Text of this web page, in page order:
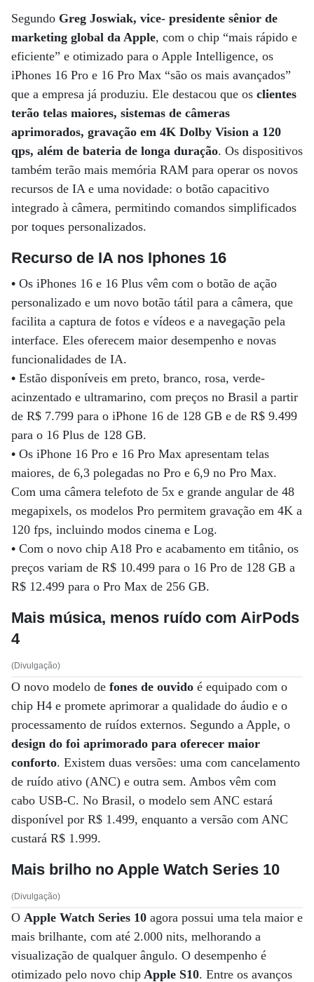
Segundo Greg Joswiak, vice- presidente sênior de
marketing global da Apple, com o chip “mais rápido e
eficiente” e otimizado para o Apple Intelligence, os
iPhones 16 Pro e 16 Pro Max “são os mais avançados”
que a empresa já produziu. Ele destacou que os clientes
terão telas maiores, sistemas de câmeras
aprimorados, gravação em 4K Dolby Vision a 120
qps, além de bateria de longa duração. Os dispositivos
também terão mais memória RAM para operar os novos
recursos de IA e uma novidade: o botão capacitivo
integrado à câmera, permitindo comandos simplificados
por toques personalizados.
Recurso de IA nos Iphones 16
• Os iPhones 16 e 16 Plus vêm com o botão de ação
personalizado e um novo botão tátil para a câmera, que
facilita a captura de fotos e vídeos e a navegação pela
interface. Eles oferecem maior desempenho e novas
funcionalidades de IA.
• Estão disponíveis em preto, branco, rosa, verde-
acinzentado e ultramarino, com preços no Brasil a partir
de R$ 7.799 para o iPhone 16 de 128 GB e de R$ 9.499
para o 16 Plus de 128 GB.
• Os iPhone 16 Pro e 16 Pro Max apresentam telas
maiores, de 6,3 polegadas no Pro e 6,9 no Pro Max.
Com uma câmera telefoto de 5x e grande angular de 48
megapixels, os modelos Pro permitem gravação em 4K a
120 fps, incluindo modos cinema e Log.
• Com o novo chip A18 Pro e acabamento em titânio, os
preços variam de R$ 10.499 para o 16 Pro de 128 GB a
R$ 12.499 para o Pro Max de 256 GB.
Mais música, menos ruído com AirPods
4
(Divulgação)
O novo modelo de fones de ouvido é equipado com o
chip H4 e promete aprimorar a qualidade do áudio e o
processamento de ruídos externos. Segundo a Apple, o
design do foi aprimorado para oferecer maior
conforto. Existem duas versões: uma com cancelamento
de ruído ativo (ANC) e outra sem. Ambos vêm com
cabo USB-C. No Brasil, o modelo sem ANC estará
disponível por R$ 1.499, enquanto a versão com ANC
custará R$ 1.999.
Mais brilho no Apple Watch Series 10
(Divulgação)
O Apple Watch Series 10 agora possui uma tela maior e
mais brilhante, com até 2.000 nits, melhorando a
visualização de qualquer ângulo. O desempenho é
otimizado pelo novo chip Apple S10. Entre os avanços